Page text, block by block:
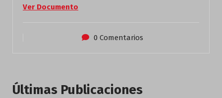
Ver Documento
0 Comentarios
Últimas Publicaciones